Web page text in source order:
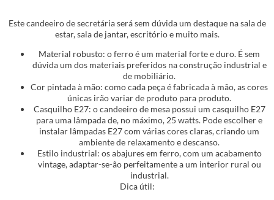
Este candeeiro de secretária será sem dúvida um destaque na sala de
estar, sala de jantar, escritório e muito mais.
Material robusto: o ferro é um material forte e duro. É sem
dúvida um dos materiais preferidos na construção industrial e
de mobiliário.
Cor pintada à mão: como cada peça é fabricada à mão, as cores
únicas irão variar de produto para produto.
Casquilho E27: o candeeiro de mesa possui um casquilho E27
para uma lâmpada de, no máximo, 25 watts. Pode escolher e
instalar lâmpadas E27 com várias cores claras, criando um
ambiente de relaxamento e descanso.
Estilo industrial: os abajures em ferro, com um acabamento
vintage, adaptar-se-ão perfeitamente a um interior rural ou
industrial.
Dica útil: